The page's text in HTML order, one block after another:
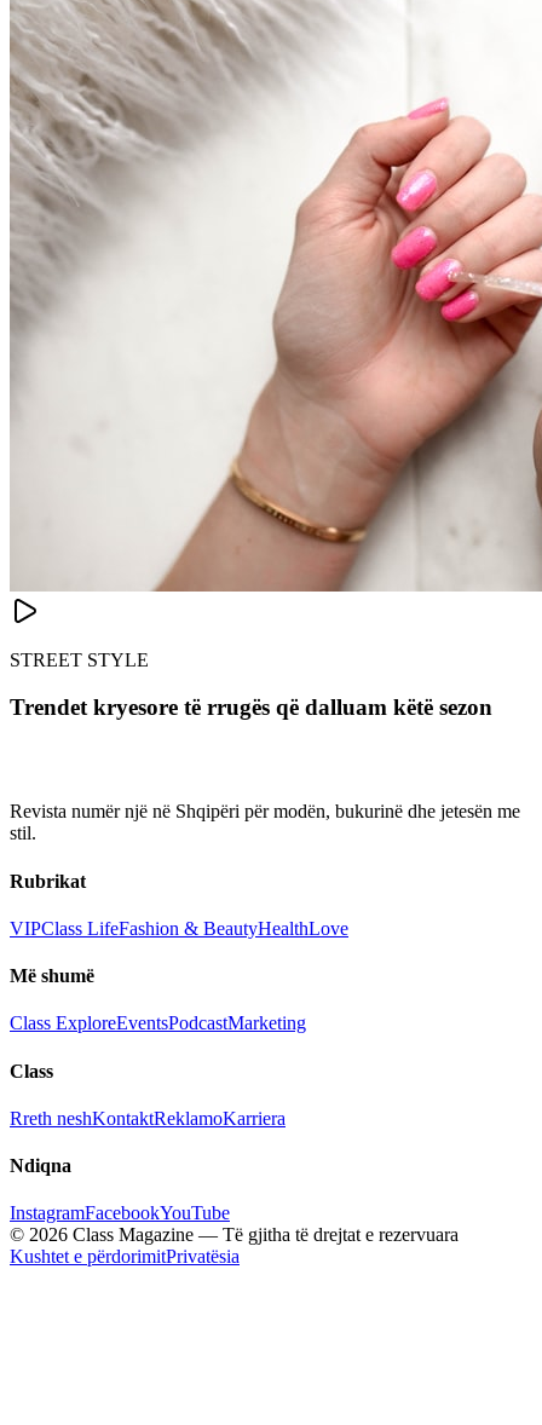
STREET STYLE
Trendet kryesore të rrugës që dalluam këtë sezon
Revista numër një në Shqipëri për modën, bukurinë dhe jetesën me
stil.
Rubrikat
VIPClass LifeFashion & BeautyHealthLove
Më shumë
Class ExploreEventsPodcastMarketing
Class
Rreth neshKontaktReklamoKarriera
Ndiqna
InstagramFacebookYouTube
© 2026 Class Magazine — Të gjitha të drejtat e rezervuara
Kushtet e përdorimitPrivatësia